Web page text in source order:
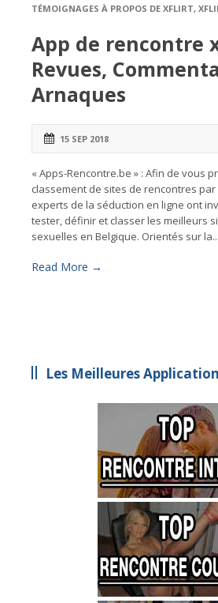
TÉMOIGNAGES À PROPOS DE XFLIRT,
App de rencontre
Revues,
Arnaques
15 SEP 2018
« Apps-Rencontre.be » : Afin de vous
classement de sites de rencontres par
experts de la séduction en ligne ont
tester, définir et classer les meilleurs
sexuelles en Belgique. Orientés sur la...
Read More →
Les Meilleures